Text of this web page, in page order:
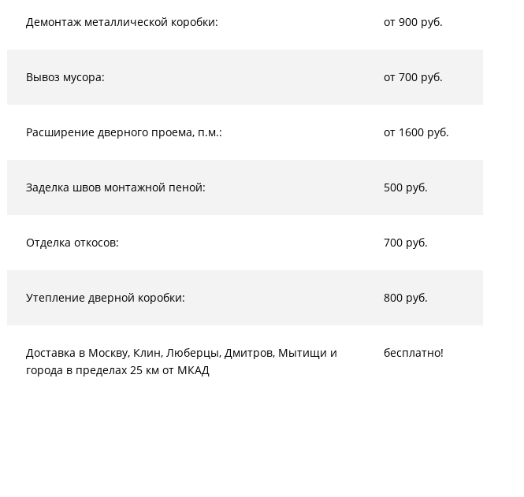
Демонтаж металлической коробки: от 900 руб.
Вывоз мусора: от 700 руб.
Расширение дверного проема, п.м.: от 1600 руб.
Заделка швов монтажной пеной: 500 руб.
Отделка откосов: 700 руб.
Утепление дверной коробки: 800 руб.
Доставка в Москву, Клин, Люберцы, Дмитров, Мытищи и
города в пределах 25 км от МКАД
бесплатно!